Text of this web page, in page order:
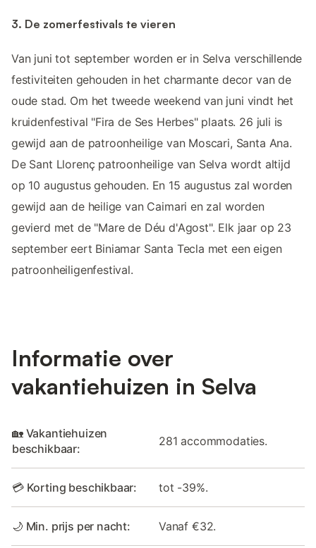
3. De zomerfestivals te vieren
Van juni tot september worden er in Selva verschillende
festiviteiten gehouden in het charmante decor van de
oude stad. Om het tweede weekend van juni vindt het
kruidenfestival "Fira de Ses Herbes" plaats. 26 juli is
gewijd aan de patroonheilige van Moscari, Santa Ana.
De Sant Llorenç patroonheilige van Selva wordt altijd
op 10 augustus gehouden. En 15 augustus zal worden
gewijd aan de heilige van Caimari en zal worden
gevierd met de "Mare de Déu d'Agost". Elk jaar op 23
september eert Biniamar Santa Tecla met een eigen
patroonheiligenfestival.
Informatie over
vakantiehuizen in Selva
🏡 Vakantiehuizen
beschikbaar:
281 accommodaties.
💳 Korting beschikbaar: tot -39%.
🌙 Min. prijs per nacht: Vanaf €32.